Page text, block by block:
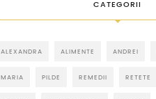
CATEGORII
ALEXANDRA ALIMENTE ANDREI
MARIA PILDE REMEDII RETETE